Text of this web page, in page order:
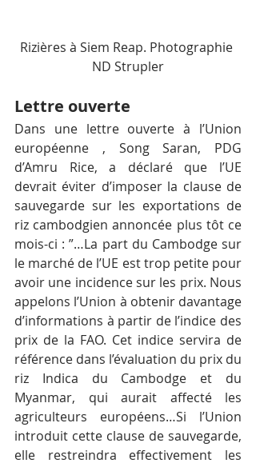
Rizières à Siem Reap. Photographie
ND Strupler
Lettre ouverte
Dans une lettre ouverte à l’Union
européenne , Song Saran, PDG
d’Amru Rice, a déclaré que l’UE
devrait éviter d’imposer la clause de
sauvegarde sur les exportations de
riz cambodgien annoncée plus tôt ce
mois-ci : ”…La part du Cambodge sur
le marché de l’UE est trop petite pour
avoir une incidence sur les prix. Nous
appelons l’Union à obtenir davantage
d’informations à partir de l’indice des
prix de la FAO. Cet indice servira de
référence dans l’évaluation du prix du
riz Indica du Cambodge et du
Myanmar, qui aurait affecté les
agriculteurs européens…Si l’Union
introduit cette clause de sauvegarde,
elle restreindra effectivement les